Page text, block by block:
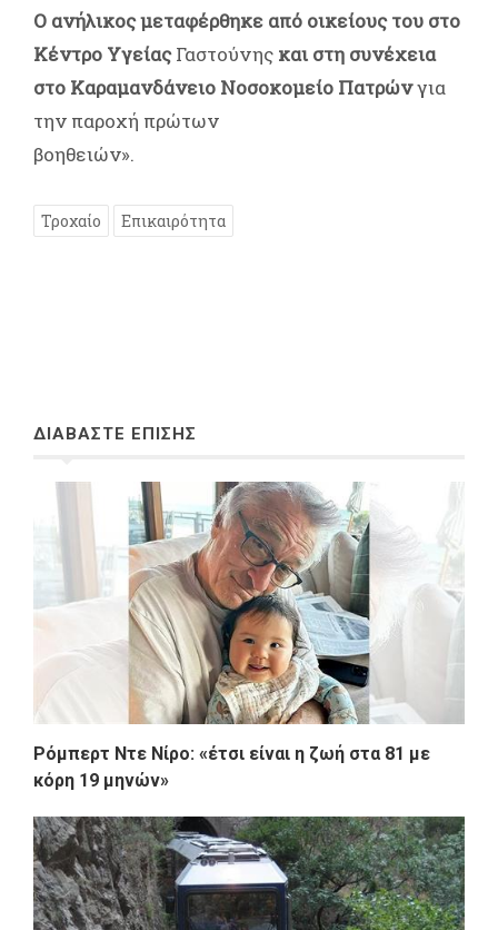
Ο ανήλικος μεταφέρθηκε από οικείους του στο
Κέντρο ΥγείαςΓαστούνης και στη συνέχεια
στο Καραμανδάνειο Νοσοκομείο Πατρώνγια
την παροχή πρώτων
βοηθειών».
Τροχαίο Επικαιρότητα
ΔΙΑΒΑΣΤΕ ΕΠΙΣΗΣ
Ρόμπερτ Ντε Νίρο: «έτσι είναι η ζωή στα 81 με
κόρη 19 μηνών»